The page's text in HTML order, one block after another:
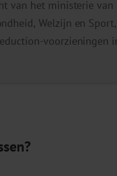
van het ministerie van
Welzijn en
voorzieningen